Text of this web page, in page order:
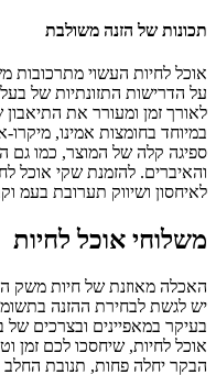
תכונות של הזנה משולבת
אוכל לחיות העשוי מתרכובות
על הדרישות התזונתיות של
לאורך זמן ומעורר את
במיוחד בחומצות אמינו,
ספיגה קלה של המוצר, כמו גם
והאיברים. להזמנת שקי
לאיחסון ושיווק תערובת בעמ
משלוחי אוכל לחיות
האכלה מאוזנת של חיות משק
יש לגשת לבחירת ההזנה
בעיקר במאפיינים ובצרכים
אוכל לחיות, שיחסכו לכם זמן
הבקר יחלה פחות, תנובת